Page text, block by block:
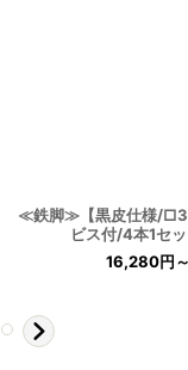
≪鉄脚≫【黒皮仕様/
ビス付/4本1セ
16,280円